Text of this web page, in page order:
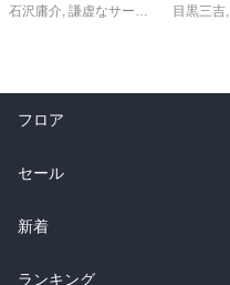
石沢庸介, 謙虚なサークル メル。
目黒三吉,
フロア
総合
ラノベ
雑誌・グラビア
セール
総合
ラノベ
新着
総合
ランキング